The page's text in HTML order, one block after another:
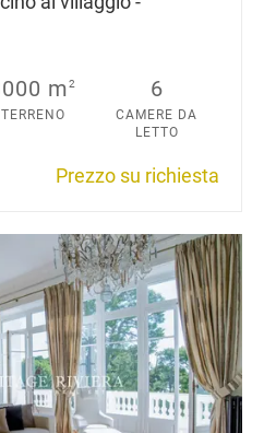
m2
TERRENO
6
CAMERE DA
LETTO
Prezzo su richiesta